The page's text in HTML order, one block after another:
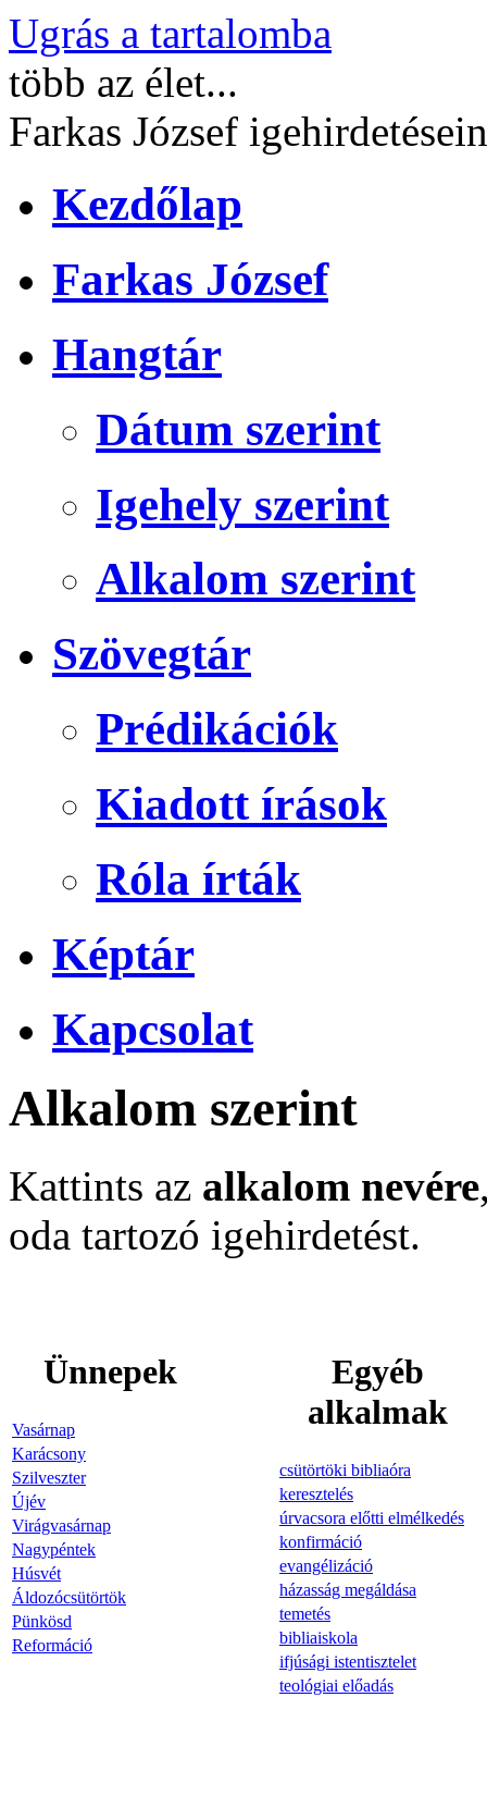
Ugrás a tartalomba
több az élet...
Farkas József
Kezdőlap
Farkas József
Hangtár
Dátum szerint
Igehely szerint
Alkalom szerint
Szövegtár
Prédikációk
Kiadott írások
Róla írták
Képtár
Kapcsolat
Alkalom szerint
Kattints az alkalom nevére
oda tartozó igehirdetést.
Ünnepek
Vasárnap
Karácsony
Szilveszter
Újév
Virágvasárnap
Nagypéntek
Húsvét
Áldozócsütörtök
Pünkösd
Reformáció
Egyéb
alkalmak
csütörtöki bibliaóra
keresztelés
úrvacsora előtti elmélkedés
konfirmáció
evangélizáció
házasság megáldása
temetés
bibliaiskola
ifjúsági istentisztelet
teológiai előadás